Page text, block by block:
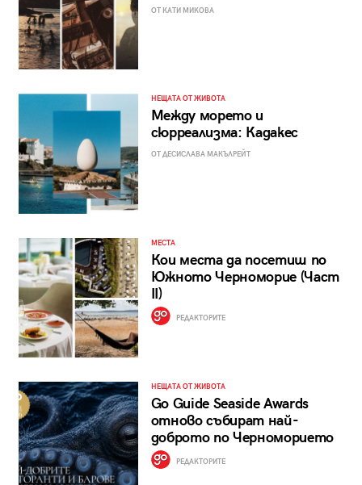
ОТ КАТИ МИКОВА
НЕЩАТА ОТ ЖИВОТА
Между морето и
сюрреализма: Кадакес
ОТ ДЕСИСЛАВА МАКЪЛРЕЙТ
МЕСТА
Кои места да посетиш по
Южното Черноморие (Част
II)
РЕДАКТОРИТЕ
НЕЩАТА ОТ ЖИВОТА
Go Guide Seaside Awards
отново събират най-
доброто по Черноморието
РЕДАКТОРИТЕ